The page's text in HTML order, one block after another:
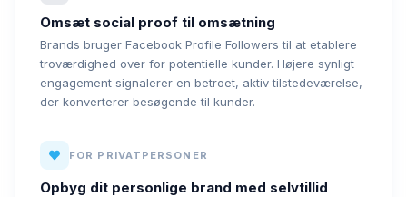
Omsæt social proof til omsætning
Brands bruger Facebook Profile Followers til at etablere
troværdighed over for potentielle kunder. Højere synligt
engagement signalerer en betroet, aktiv tilstedeværelse,
der konverterer besøgende til kunder.
FOR PRIVATPERSONER
Opbyg dit personlige brand med selvtillid